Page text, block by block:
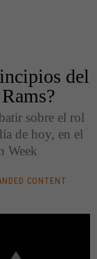
del
sobre el rol
de hoy, en el
Week
CONTENT